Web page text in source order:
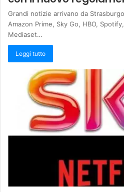
Grandi notizie arrivano da
Amazon Prime, Sky Go, HBO,
Mediaset…
Leggi tutto